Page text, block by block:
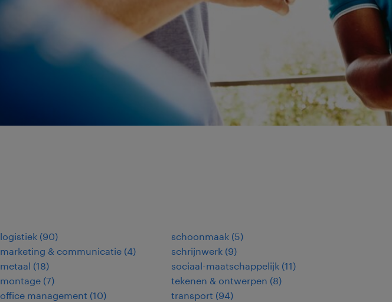
logistiek (90)
marketing & communicatie (4)
metaal (18)
montage (7)
office management (10)
schoonmaak (5)
schrijnwerk (9)
sociaal-maatschappelijk (11)
tekenen & ontwerpen (8)
transport (94)